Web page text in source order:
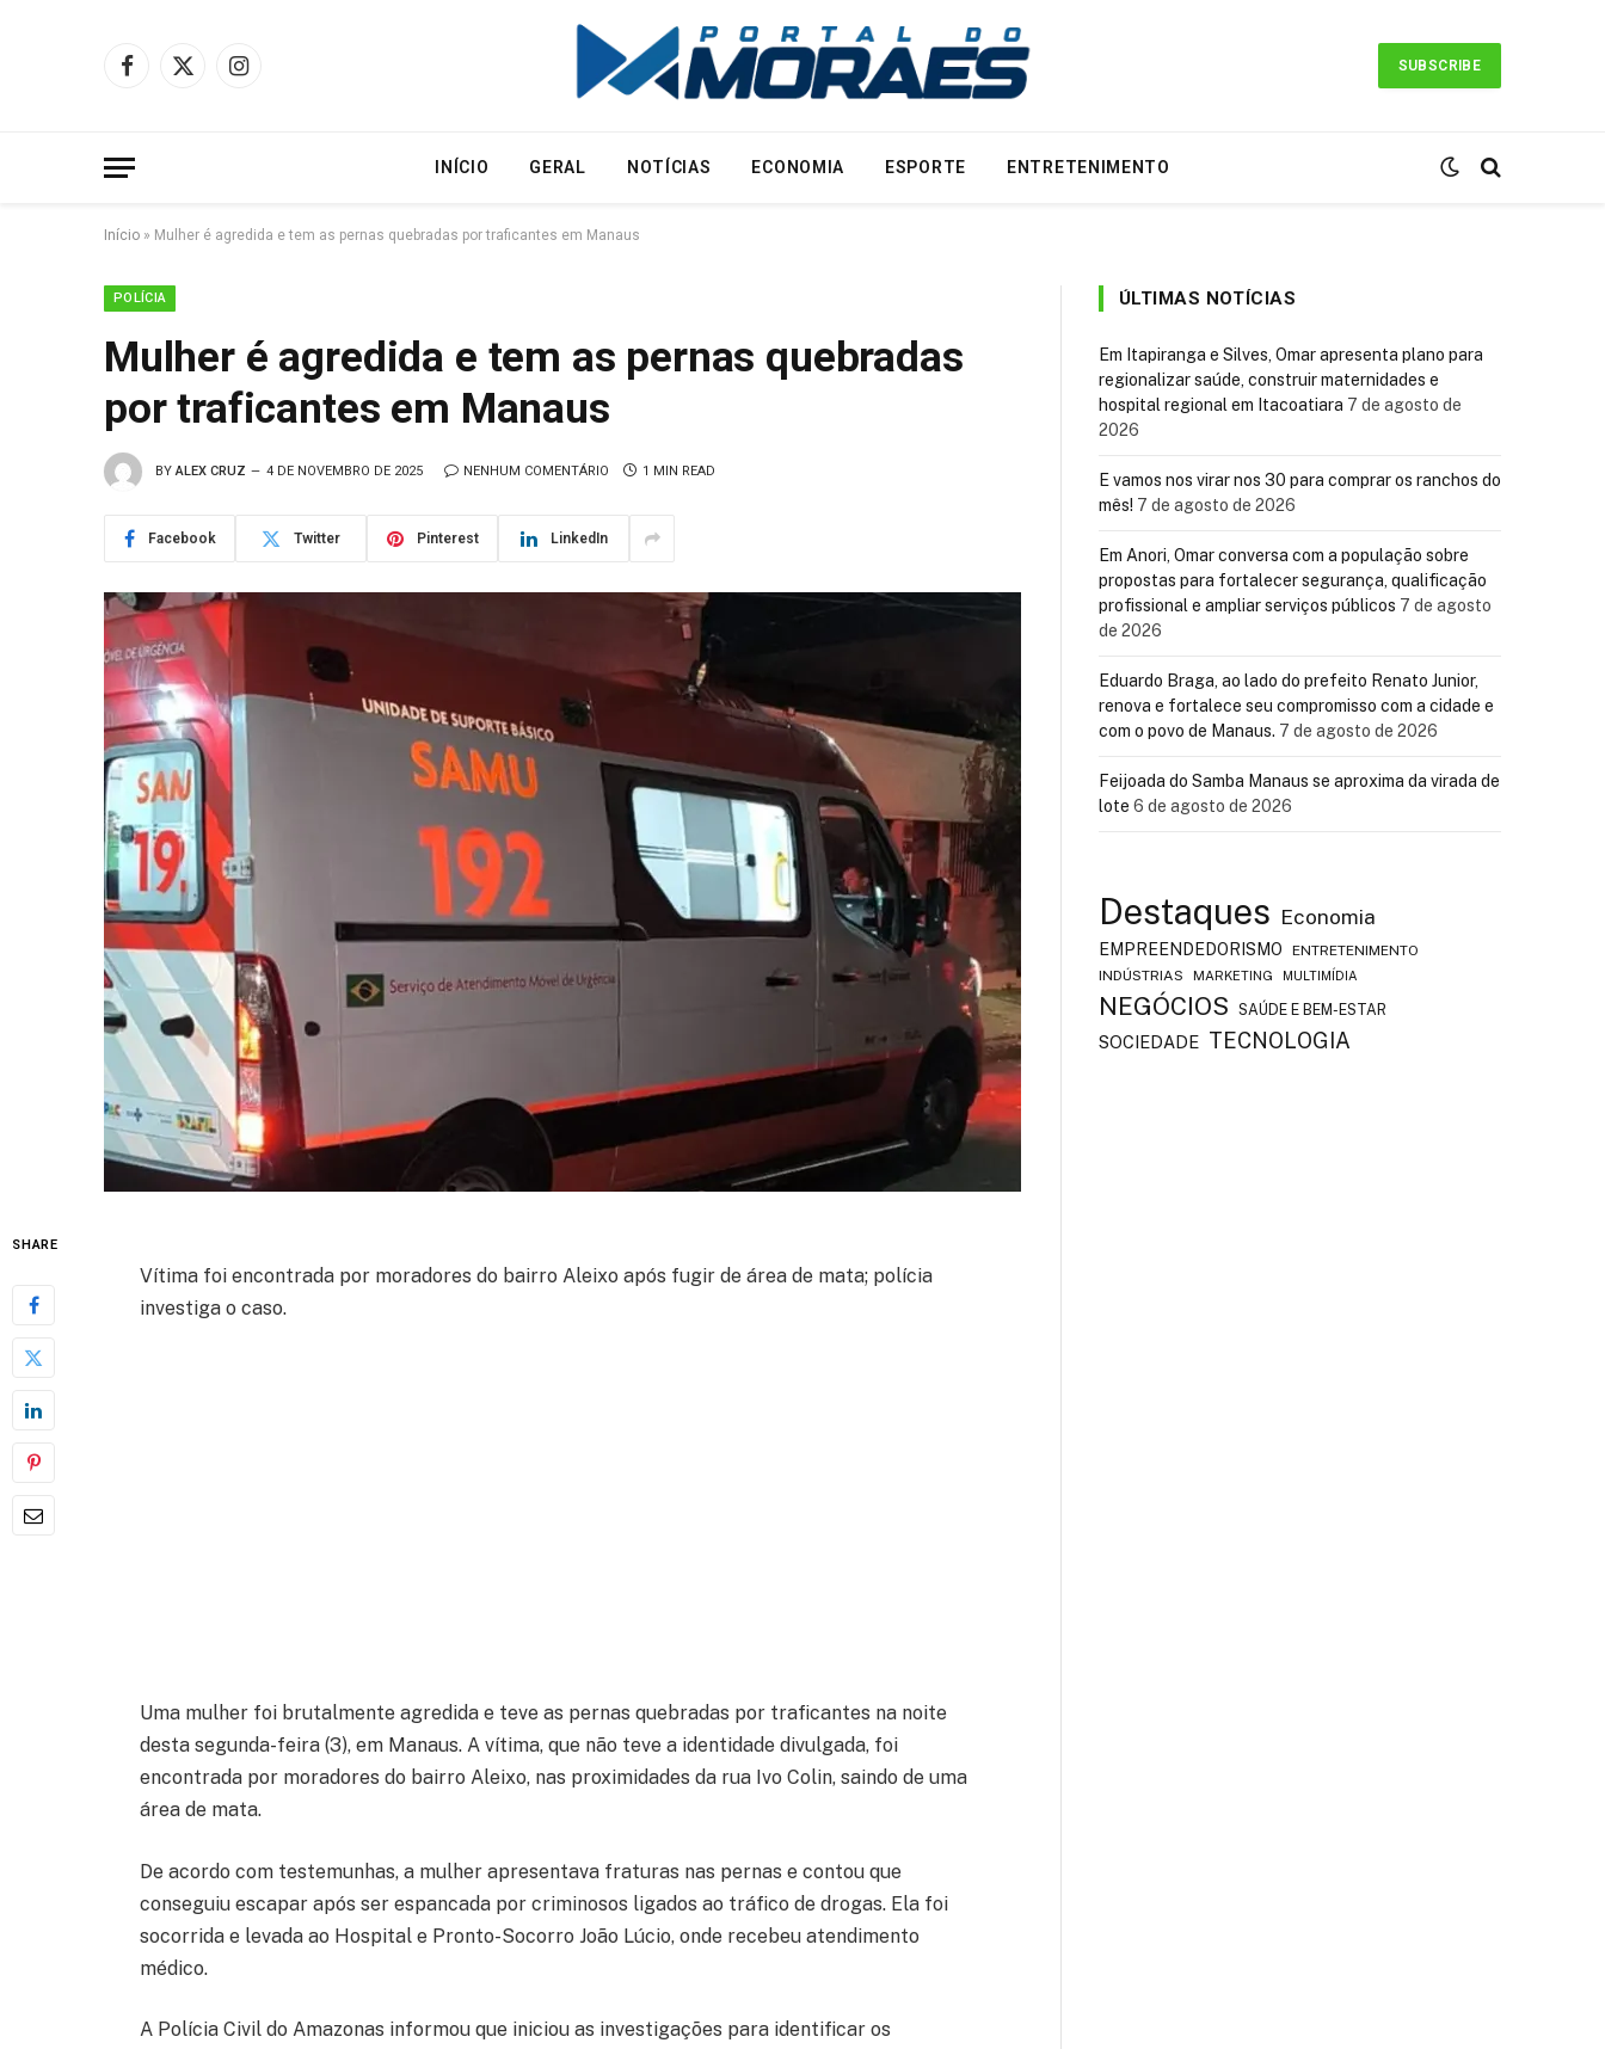
Facebook
X
Instagram
SUBSCRIBE
INÍCIO GERAL NOTÍCIAS ECONOMIA ESPORTE ENTRETENIMENTO
Início » Mulher é agredida e tem as pernas quebradas por traficantes em Manaus
POLÍCIA
Mulher é agredida e tem as pernas quebradas
por traficantes em Manaus
BY ALEX CRUZ 4 DE NOVEMBRO DE 2025 NENHUM COMENTÁRIO 1 MIN READ
Facebook Twitter Pinterest LinkedIn
SHARE
Vítima foi encontrada por moradores do bairro Aleixo após fugir de área de mata; polícia
investiga o caso.
Uma mulher foi brutalmente agredida e teve as pernas quebradas por traficantes na noite
desta segunda-feira (3), em Manaus. A vítima, que não teve a identidade divulgada, foi
encontrada por moradores do bairro Aleixo, nas proximidades da rua Ivo Colin, saindo de uma
área de mata.
De acordo com testemunhas, a mulher apresentava fraturas nas pernas e contou que
conseguiu escapar após ser espancada por criminosos ligados ao tráfico de drogas. Ela foi
socorrida e levada ao Hospital e Pronto-Socorro João Lúcio, onde recebeu atendimento
médico.
A Polícia Civil do Amazonas informou que iniciou as investigações para identificar os
ÚLTIMAS NOTÍCIAS
Em Itapiranga e Silves, Omar apresenta plano para
regionalizar saúde, construir maternidades e
hospital regional em Itacoatiara 7 de agosto de
2026
E vamos nos virar nos 30 para comprar os ranchos do
mês! 7 de agosto de 2026
Em Anori, Omar conversa com a população sobre
propostas para fortalecer segurança, qualificação
profissional e ampliar serviços públicos 7 de agosto
de 2026
Eduardo Braga, ao lado do prefeito Renato Junior,
renova e fortalece seu compromisso com a cidade e
com o povo de Manaus. 7 de agosto de 2026
Feijoada do Samba Manaus se aproxima da virada de
lote 6 de agosto de 2026
Destaques Economia
EMPREENDEDORISMO
ENTRETENIMENTO
INDÚSTRIAS
MARKETING MULTIMÍDIA
NEGÓCIOS SAÚDE E BEM-ESTAR
SOCIEDADE TECNOLOGIA